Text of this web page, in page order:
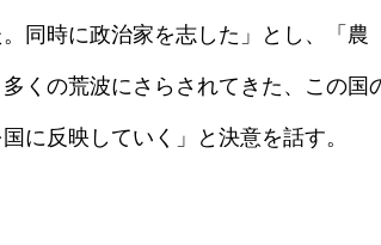
同時に政治家を志した」とし、「農
くの荒波にさらされてきた、この国
に反映していく」と決意を話す。